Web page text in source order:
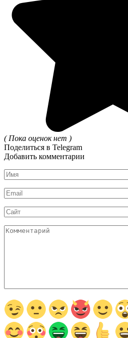
( Пока оценок нет )
Поделиться в Telegram
Добавить комментарии
Имя
*
Email
*
Сайт
Комментарий